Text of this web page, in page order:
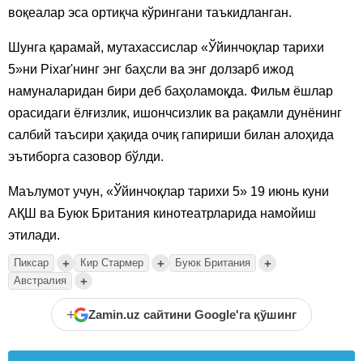
воқеалар эса ортиқча кўрингани таъкидланган.
Шунга қарамай, мутахассислар «Ўйинчоқлар тарихи
5»ни Pixar'нинг энг баҳсли ва энг долзарб ижод
намуналаридан бири деб баҳоламоқда. Фильм ёшлар
орасидаги ёлғизлик, ишончсизлик ва рақамли дунёнинг
салбий таъсири ҳақида очиқ гапириши билан алоҳида
эътиборга сазовор бўлди.
Маълумот учун, «Ўйинчоқлар тарихи 5» 19 июнь куни
АҚШ ва Буюк Британия кинотеатрларида намойиш
этилади.
Пиксар + Кир Стармер + Буюк Британия +
Австралия +
+ Zamin.uz сайтини Google'га қўшинг